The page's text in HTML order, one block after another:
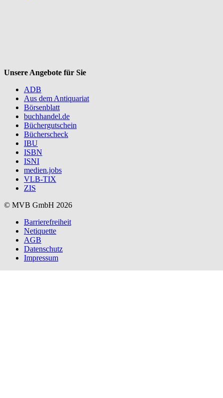
Unsere Angebote für Sie
ADB
Aus dem Antiquariat
Börsenblatt
buchhandel.de
Büchergutschein
Bücherscheck
IBU
ISBN
ISNI
medien.jobs
VLB-TIX
ZIS
© MVB GmbH 2026
Barrierefreiheit
Netiquette
AGB
Datenschutz
Impressum